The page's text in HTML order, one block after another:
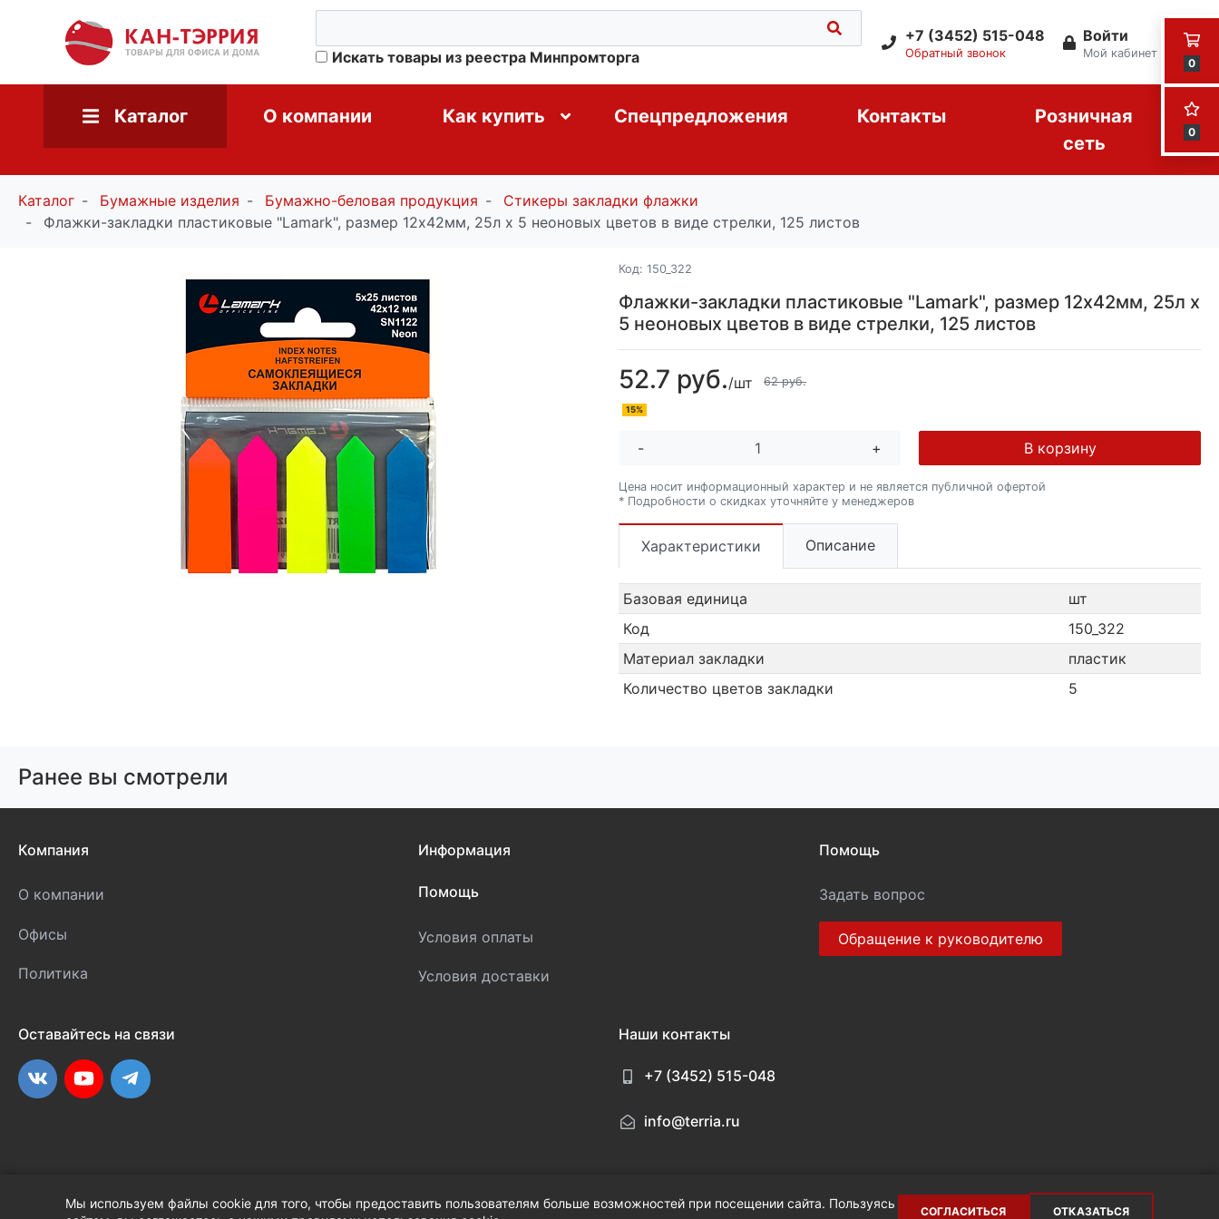
0
0
Искать товары из реестра Минпромторга
+7 (3452) 515-048
Обратный звонок
Войти
Мой кабинет
Каталог О компании Как купить Спецпредложения Контакты
Розничная
сеть
Каталог Бумажные изделия Бумажно-беловая продукция
Стикеры закладки флажки
Флажки-закладки пластиковые "Lamark", размер 12x42мм, 25л х 5 неоновых цветов в виде стрелки, 125 листов
Код: 150_322
Флажки-закладки пластиковые "Lamark", размер 12x42мм, 25л х
5 неоновых цветов в виде стрелки, 125 листов
52.7 руб./шт 62 руб.
15%
- + В корзину
Цена носит информационный характер и не является публичной офертой
* Подробности о скидках уточняйте у менеджеров
Характеристики Описание
Базовая единица
шт
Код
150_322
Материал закладки
пластик
Количество цветов закладки
5
Ранее вы смотрели
Мы используем файлы cookie для того, чтобы предоставить пользователям больше возможностей при посещении сайта. Пользуясь
СОГЛАСИТЬСЯ ОТКАЗАТЬСЯ
Компания
О компании
Офисы
Политика
Информация
Помощь
Условия оплаты
Условия доставки
Помощь
Задать вопрос
Обращение к руководителю
Оставайтесь на связи
ВКонтакте
YouTubeTelegram
Наши контакты
+7 (3452) 515-048
info@terria.ru